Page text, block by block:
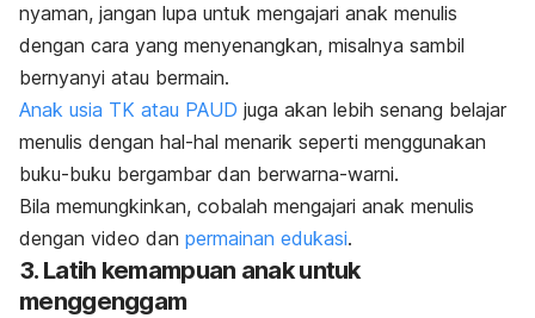
nyaman, jangan lupa untuk mengajari anak menulis
dengan cara yang menyenangkan, misalnya sambil
bernyanyi atau bermain.
Anak usia TK atau PAUD juga akan lebih senang belajar
menulis dengan hal-hal menarik seperti menggunakan
buku-buku bergambar dan berwarna-warni.
Bila memungkinkan, cobalah mengajari anak menulis
dengan video dan permainan edukasi.
3. Latih kemampuan anak untuk
menggenggam